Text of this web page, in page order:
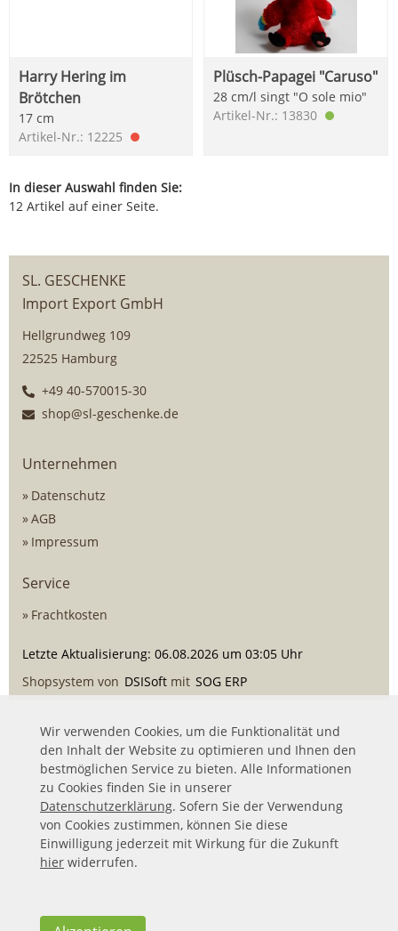
Harry Hering im
Brötchen
17 cm
Artikel-Nr.: 12225
Plüsch-Papagei "Caruso"
28 cm/l singt "O sole mio"
Artikel-Nr.: 13830
In dieser Auswahl finden Sie:
12 Artikel auf einer Seite.
SL. GESCHENKE
Import Export GmbH
Hellgrundweg 109
22525 Hamburg
+49 40-570015-30
shop@sl-geschenke.de
Unternehmen
Datenschutz
AGB
Impressum
Service
Frachtkosten
Letzte Aktualisierung: 06.08.2026 um 03:05 Uhr
Shopsystem von DSISoft mit SOG ERP
Wir verwenden Cookies, um die Funktionalität und
den Inhalt der Website zu optimieren und Ihnen den
bestmöglichen Service zu bieten. Alle Informationen
zu Cookies finden Sie in unserer
Datenschutzerklärung. Sofern Sie der Verwendung
von Cookies zustimmen, können Sie diese
Einwilligung jederzeit mit Wirkung für die Zukunft
hier widerrufen.